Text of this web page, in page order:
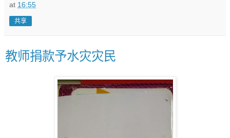
at 16:55
共享
教师捐款予水灾灾民